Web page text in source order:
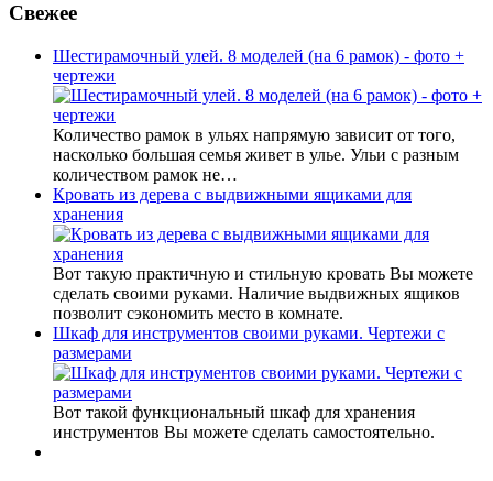
Свежее
Шестирамочный улей. 8 моделей (на 6 рамок) - фото +
чертежи
Количество рамок в ульях напрямую зависит от того,
насколько большая семья живет в улье. Ульи с разным
количеством рамок не…
Кровать из дерева с выдвижными ящиками для
хранения
Вот такую практичную и стильную кровать Вы можете
сделать своими руками. Наличие выдвижных ящиков
позволит сэкономить место в комнате.
Шкаф для инструментов своими руками. Чертежи с
размерами
Вот такой функциональный шкаф для хранения
инструментов Вы можете сделать самостоятельно.